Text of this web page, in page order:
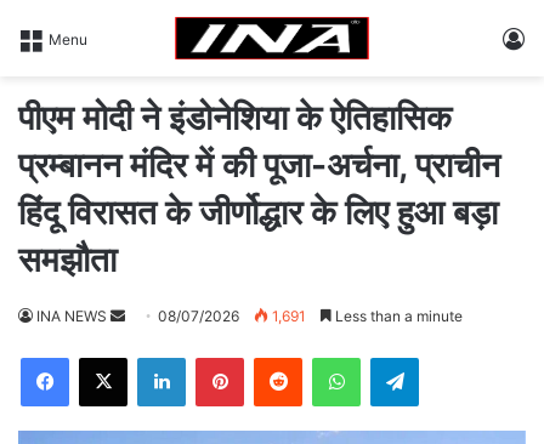
Menu
पीएम मोदी ने इंडोनेशिया के ऐतिहासिक
प्रम्बानन मंदिर में की पूजा-अर्चना, प्राचीन
हिंदू विरासत के जीर्णोद्धार के लिए हुआ बड़ा
समझौता
INA NEWS
d
a
08/07/2026 1,691 Less than a minute